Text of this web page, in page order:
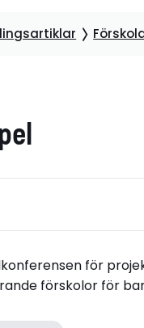
för
förskolor för